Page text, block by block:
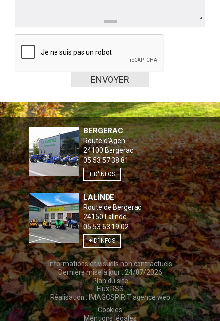
ENVOYER
BERGERAC
Route d'Agen
24100 Bergerac
05 53 57 38 81
+ D'INFOS
LALINDE
Route de Bergerac
24150Lalinde
05 53 63 19 02
+ D'INFOS
Informations et visuels non contractuels
Dernière mise à jour : 24/07/2026
Plan du site
Flux RSS
Réalisation :IMAGOSPIRIT agence web
Cookies
Mentions légales